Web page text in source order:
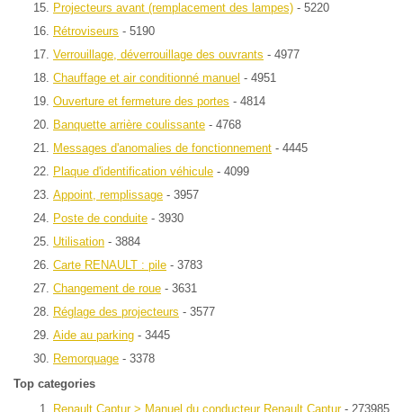
Projecteurs avant (remplacement des lampes) - 5220
Rétroviseurs - 5190
Verrouillage, déverrouillage des ouvrants - 4977
Chauffage et air conditionné manuel - 4951
Ouverture et fermeture des portes - 4814
Banquette arrière coulissante - 4768
Messages d'anomalies de fonctionnement - 4445
Plaque d'identification véhicule - 4099
Appoint, remplissage - 3957
Poste de conduite - 3930
Utilisation - 3884
Carte RENAULT : pile - 3783
Changement de roue - 3631
Réglage des projecteurs - 3577
Aide au parking - 3445
Remorquage - 3378
Top categories
Renault Captur > Manuel du conducteur Renault Captur- 273985